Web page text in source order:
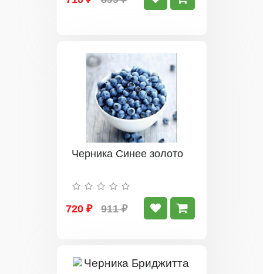
Черника Синее золото
720 ₽ 911 ₽